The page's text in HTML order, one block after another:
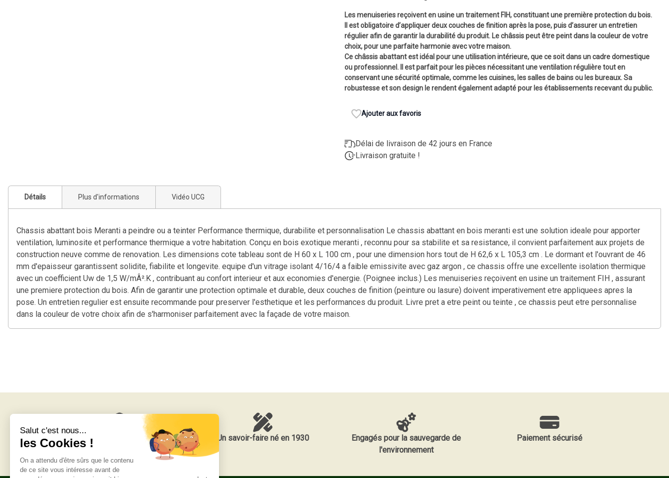
Les menuiseries reçoivent en usine untraitement FIH, constituant une première protection du bois.
Il estobligatoire d’appliquer deux couches de finition après la pose, puis d’assurer unentretien
régulierafin de garantir la durabilité du produit. Le châssis peut êtrepeint dans la couleur de votre
choix, pour une parfaite harmonie avec votre maison.
Ce châssis abattant est idéal pour une utilisation intérieure, que ce soit dans un cadre domestique
ou professionnel. Il est parfait pour les pièces nécessitant une ventilation régulière tout en
conservant une sécurité optimale, comme les cuisines, les salles de bains ou les bureaux. Sa
robustesse et son design le rendent également adapté pour les établissements recevant du public.
Ajouter aux favoris
Délai de livraison de 42 jours en France
Livraison gratuite !
Détails Plus d'informations Vidéo UCG
Chassis abattant bois Meranti a peindre ou a teinter Performance thermique, durabilite et personnalisation Le chassis abattant en bois meranti est une solution ideale pour apporter
ventilation, luminosite et performance thermique a votre habitation. Conçu en bois exotique meranti , reconnu pour sa stabilite et sa resistance, il convient parfaitement aux projets de
construction neuve comme de renovation. Les dimensions cote tableau sont de H 60 x L 100 cm , pour une dimension hors tout de H 62,6 x L 105,3 cm . Le dormant et l'ouvrant de 46
mm d'epaisseur garantissent solidite, fiabilite et longevite. equipe d'un vitrage isolant 4/16/4 a faible emissivite avec gaz argon , ce chassis offre une excellente isolation thermique
avec un coefficient Uw de 1,5 W/mÂ².K , contribuant au confort interieur et aux economies d'energie. (Poignee inclus.) Les menuiseries reçoivent en usine un traitement FIH , assurant
une premiere protection du bois. Afin de garantir une protection optimale et durable, deux couches de finition (peinture ou lasure) doivent imperativement etre appliquees apres la
pose. Un entretien regulier est ensuite recommande pour preserver l'esthetique et les performances du produit. Livre pret a etre peint ou teinte , ce chassis peut etre personnalise
dans la couleur de votre choix afin de s'harmoniser parfaitement avec la façade de votre maison.
Livraison gratuite Un savoir-faire né en 1930
Engagés pour la sauvegarde de
l'environnement
Paiement sécurisé